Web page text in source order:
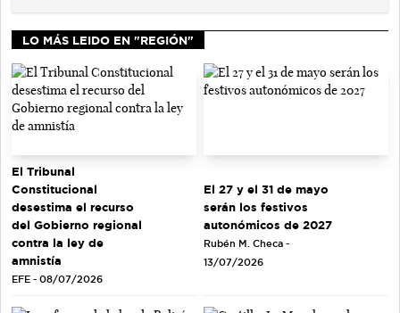
LO MÁS LEIDO EN "REGIÓN"
El Tribunal
Constitucional
desestima el recurso
del Gobierno regional
contra la ley de
amnistía
EFE - 08/07/2026
El 27 y el 31 de mayo
serán los festivos
autonómicos de 2027
Rubén M. Checa -
13/07/2026